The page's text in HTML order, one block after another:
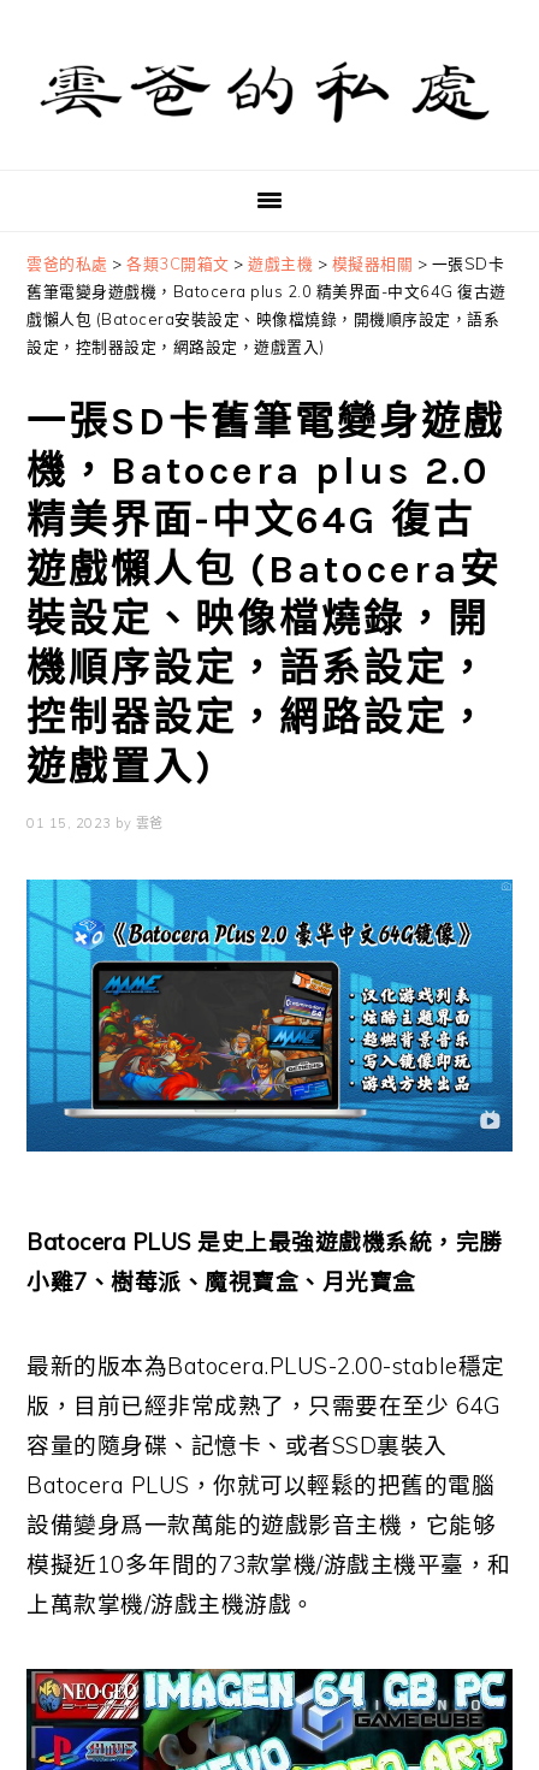
primary
navigation
content
primary
sidebar
雲爸的私處 >各類3C開箱文 >遊戲主機 > 模擬器相關 > 一張SD卡
舊筆電變身遊戲機，Batocera plus 2.0 精美界面-中文64G 復古遊
戲懶人包 (Batocera安裝設定、映像檔燒錄，開機順序設定，語系
設定，控制器設定，網路設定，遊戲置入)
一張SD卡舊筆電變身遊戲
機，Batocera plus 2.0
精美界面-中文64G 復古
遊戲懶人包 (Batocera安
裝設定、映像檔燒錄，開
機順序設定，語系設定，
控制器設定，網路設定，
遊戲置入)
01 15, 2023 by 雲爸
Batocera PLUS 是史上最強遊戲機系統，完勝
小雞7、樹莓派、魔視寶盒、月光寶盒
最新的版本為Batocera.PLUS-2.00-stable穩定
版，目前已經非常成熟了，只需要在至少 64G
容量的隨身碟、記憶卡、或者SSD裏裝入
Batocera PLUS，你就可以輕鬆的把舊的電腦
設備變身爲一款萬能的遊戲影音主機，它能够
模擬近10多年間的73款掌機/游戲主機平臺，和
上萬款掌機/游戲主機游戲。